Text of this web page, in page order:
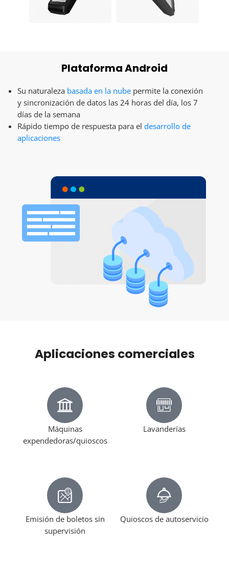
Plataforma Android
Su naturaleza basada en la nubepermite la conexión
y sincronización de datos las 24 horas del día, los 7
días de la semana
Rápido tiempo de respuesta para el desarrollo de
aplicaciones
Aplicaciones comerciales
Máquinas
expendedoras/quioscos
Lavanderías
Emisión de boletos sin
supervisión
Quioscos de autoservicio